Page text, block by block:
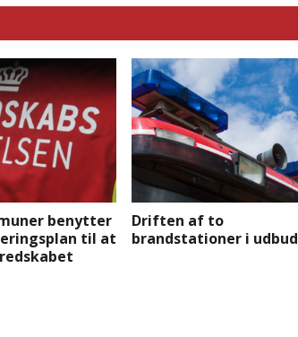
benytter
til at
Driften af to
brandstationer i udbud